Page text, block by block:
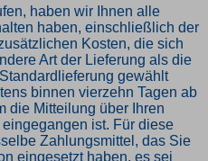
haben wir Ihnen alle
haben, einschließlich der
Kosten, die sich
Art der Lieferung als die
gewählt
binnen vierzehn Tagen ab
die Mitteilung über Ihren
ist. Für diese
Zahlungsmittel, das Sie
eingesetzt haben, es sei